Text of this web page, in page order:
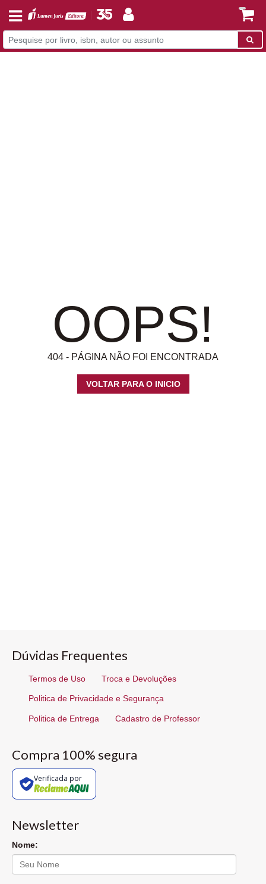
OOPS!
404 - PÁGINA NÃO FOI ENCONTRADA
VOLTAR PARA O INICIO
Dúvidas Frequentes
Termos de Uso Troca e Devoluções
Politica de Privacidade e Segurança
Politica de Entrega Cadastro de Professor
Compra 100% segura
Verificada por
Newsletter
Nome: